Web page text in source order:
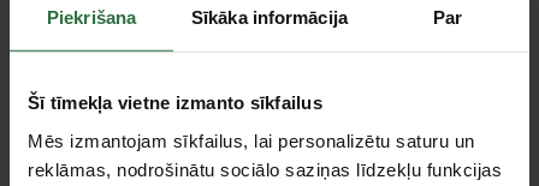
Piekrišana Sīkāka informācija Par
Šī tīmekļa vietne izmanto sīkfailus
Mēs izmantojam sīkfailus, lai personalizētu saturu un
reklāmas, nodrošinātu sociālo saziņas līdzekļu funkcijas